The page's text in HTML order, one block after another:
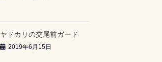
ヤドカリの交尾前ガード
2019年6月15日